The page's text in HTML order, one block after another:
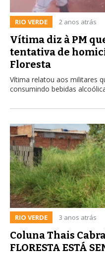
RIO VERDE 2 anos atrás
Vítima diz à PM
tentativa de
Floresta
Vítima relatou aos militares
consumindo bebidas
RIO VERDE 3 anos atrás
Coluna Thais
FLORESTA ESTÁ